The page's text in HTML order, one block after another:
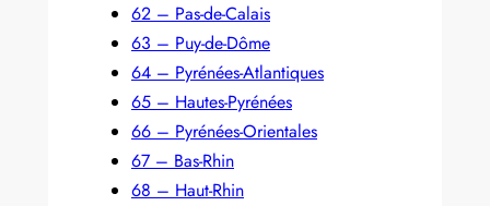
62 – Pas-de-Calais
63 – Puy-de-Dôme
64 – Pyrénées-Atlantiques
65 – Hautes-Pyrénées
66 – Pyrénées-Orientales
67 – Bas-Rhin
68 – Haut-Rhin